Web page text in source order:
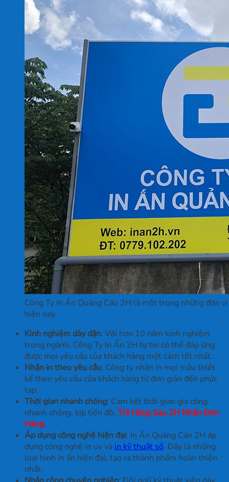
Công Ty In Ấn Quảng Cáo 2H là một trong những đơn
hiện nay.
Kinh nghiệm dày dặn: Với hơn 10 năm kinh nghiệm
trong ngành, Công Ty In Ấn 2H tự tin có thể đáp ứng
được mọi yêu cầu của khách hàng một cách tốt nhất.
Nhận in theo yêu cầu: Công ty nhận in mọi mẫu thiết
kế theo yêu cầu của khách hàng từ đơn giản đến phức
tạp.
Thời gian nhanh chóng: Cam kết thời gian gia công
nhanh chóng, kịp tiến độ. Trả Hàng Sau 2H Nhận Đơn
Hàng.
Áp dụng công nghệ hiện đại: In Ấn Quảng Cáo 2H áp
dụng công nghệ in uv và in kỹ thuật số. Đây là những
loại hình in ấn hiện đại, tạo ra thành phẩm hoàn thiện
nhất.